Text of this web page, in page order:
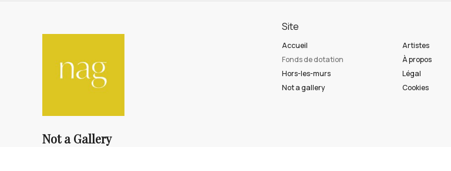
Not a Gallery
Site
Accueil
Fonds de dotation
Hors-les-murs
Not a gallery
Artistes
À propos
Légal
Cookies